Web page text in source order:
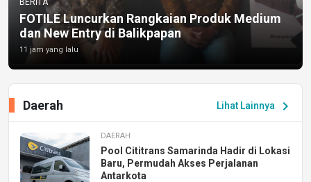
FOTILE Luncurkan Rangkaian Produk Medium
dan New Entry di Balikpapan
11 jam yang lalu
Lihat Lainnya chevron_right
Daerah
DAERAH
Pool Cititrans Samarinda Hadir di Lokasi
Baru, Permudah Akses Perjalanan
Antarkota